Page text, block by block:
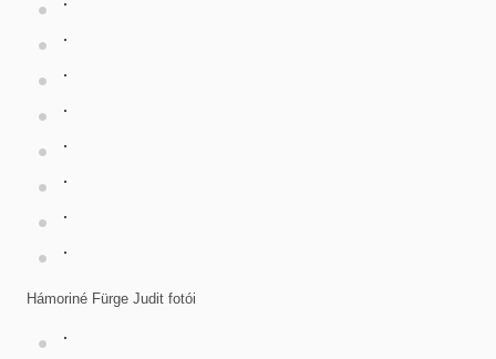
Hámoriné Fürge Judit fotói